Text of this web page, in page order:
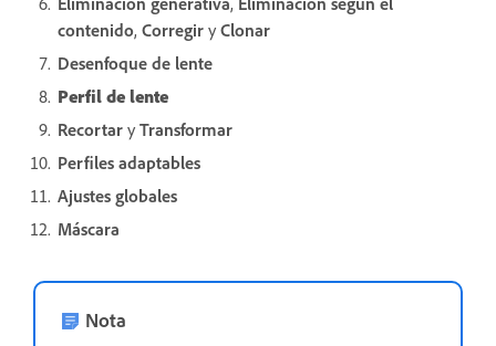
contenido, Corregir y Clonar
Desenfoque de lente
Perfil de lente
Recortar y Transformar
Perfiles adaptables
Ajustes globales
Máscara
Nota